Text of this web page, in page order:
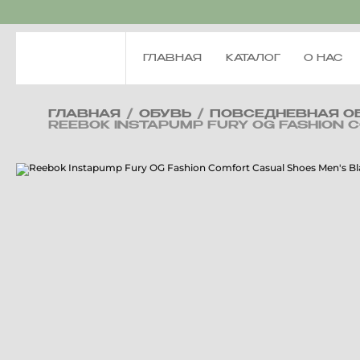
ГЛАВНАЯ КАТАЛОГ О НАС
ГЛАВНАЯ / ОБУВЬ /
ПОВСЕДНЕВНАЯ
REEBOK INSTAPUMP FURY OG FASHION